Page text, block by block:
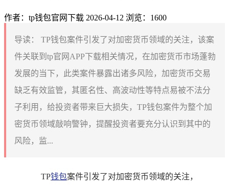
作者：tp钱包官网下载 2026-04-12 浏览：1600
导读：
TP钱包案件引发了对加密货币领域的关注，该案
件关联到tp官网APP下载相关情况，在加密货币市场蓬勃
发展的当下，此类案件暴露出诸多风险，加密货币交易
缺乏有效监管，其匿名性、高波动性等特点易被不法分
子利用，给投资者带来巨大损失，TP钱包案件为整个加
密货币领域敲响警钟，提醒投资者要充分认识到其中的
风险，监...
TP钱包案件引发了对加密货币领域的关注，